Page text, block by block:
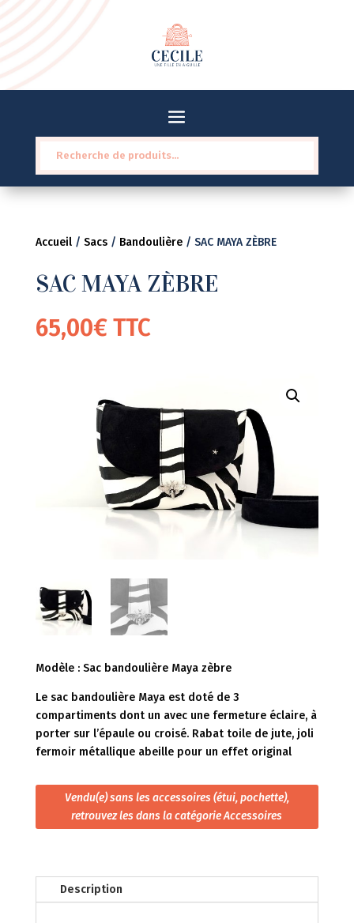
pour :
Accueil/ Sacs/ Bandoulière/ SAC MAYA ZÈBRE
SAC MAYA ZÈBRE
65,00€ TTC
Modèle : Sac bandoulière Maya zèbre
Le sac bandoulière Maya est doté de 3
compartiments dont un avec une fermeture éclaire, à
porter sur l’épaule ou croisé. Rabat toile de jute, joli
fermoir métallique abeille pour un effet original
Vendu(e) sans les accessoires (étui, pochette),
retrouvez les dans la catégorie Accessoires
Description